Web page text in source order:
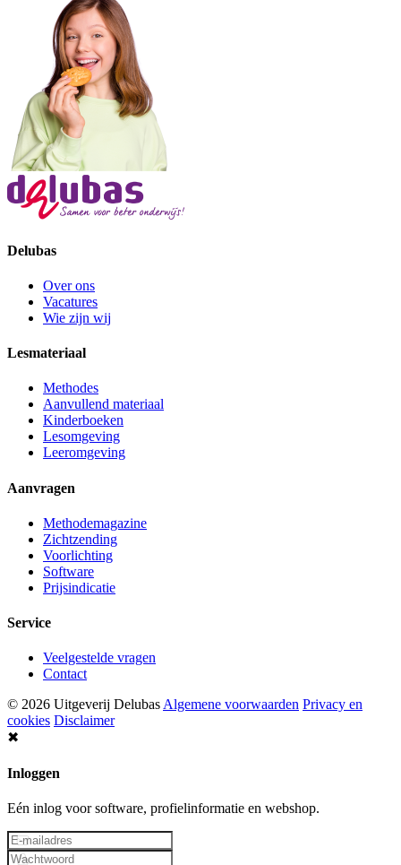
Delubas
Over ons
Vacatures
Wie zijn wij
Lesmateriaal
Methodes
Aanvullend materiaal
Kinderboeken
Lesomgeving
Leeromgeving
Aanvragen
Methodemagazine
Zichtzending
Voorlichting
Software
Prijsindicatie
Service
Veelgestelde vragen
Contact
© 2026 Uitgeverij DelubasAlgemene voorwaarden Privacy en
cookies Disclaimer
✖
Inloggen
Eén inlog voor software, profielinformatie en webshop.